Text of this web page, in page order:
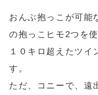
おんぶ抱っこが可能
の抱っこヒモ2つを
１０キロ超えたツイ
す。
ただ、コニーで、遠